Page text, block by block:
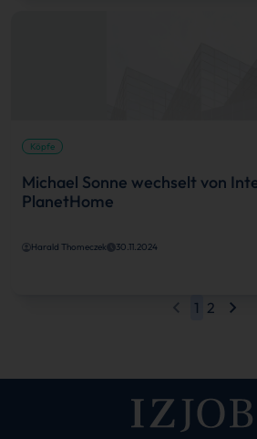
Köpfe
Michael Sonne wechselt von
PlanetHome
Harald Thomeczek 30.11.2024
1 2